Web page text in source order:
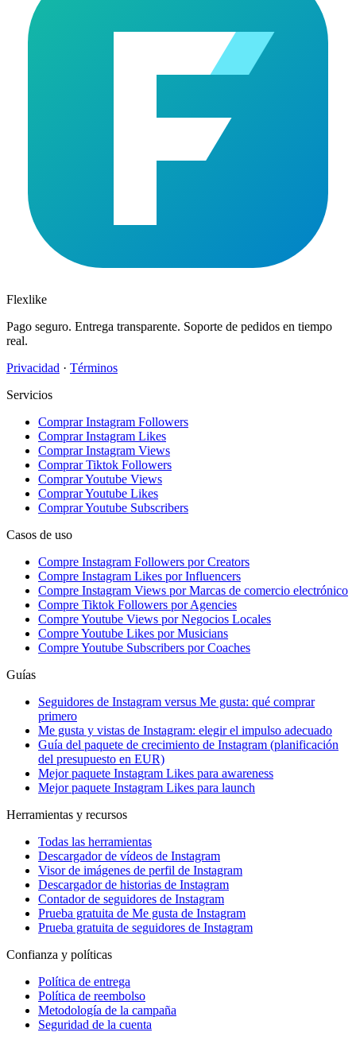
Flexlike
Pago seguro. Entrega transparente. Soporte de pedidos en tiempo
real.
Privacidad · Términos
Servicios
Comprar Instagram Followers
Comprar Instagram Likes
Comprar Instagram Views
Comprar Tiktok Followers
Comprar Youtube Views
Comprar Youtube Likes
Comprar Youtube Subscribers
Casos de uso
Compre Instagram Followers por Creators
Compre Instagram Likes por Influencers
Compre Instagram Views por Marcas de comercio electrónico
Compre Tiktok Followers por Agencies
Compre Youtube Views por Negocios Locales
Compre Youtube Likes por Musicians
Compre Youtube Subscribers por Coaches
Guías
Seguidores de Instagram versus Me gusta: qué comprar
primero
Me gusta y vistas de Instagram: elegir el impulso adecuado
Guía del paquete de crecimiento de Instagram (planificación
del presupuesto en EUR)
Mejor paquete Instagram Likes para awareness
Mejor paquete Instagram Likes para launch
Herramientas y recursos
Todas las herramientas
Descargador de vídeos de Instagram
Visor de imágenes de perfil de Instagram
Descargador de historias de Instagram
Contador de seguidores de Instagram
Prueba gratuita de Me gusta de Instagram
Prueba gratuita de seguidores de Instagram
Confianza y políticas
Política de entrega
Política de reembolso
Metodología de la campaña
Seguridad de la cuenta